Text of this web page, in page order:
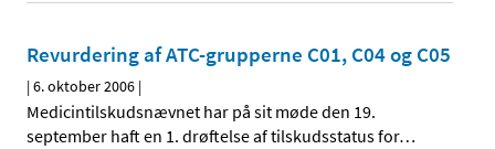
Revurdering af ATC-grupperne C01, C04 og C05
|6. oktober 2006 |
Medicintilskudsnævnet har på sit møde den 19.
september haft en 1. drøftelse af tilskudsstatus for…